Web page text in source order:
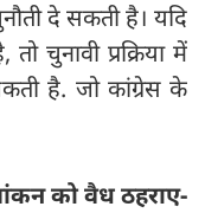
दे सकती है। यदि
चुनावी प्रक्रिया में
है. जो कांग्रेस के
को वैध ठहराए-